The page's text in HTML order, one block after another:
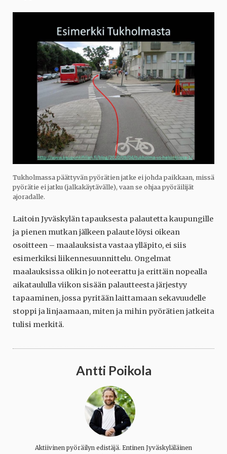
Tukholmassa päättyvän pyörätien jatke ei johda paikkaan, missä
pyörätie ei jatku (jalkakäytävälle), vaan se ohjaa pyöräilijät
ajoradalle.
Laitoin Jyväskylän tapauksesta palautetta kaupungille
ja pienen mutkan jälkeen palaute löysi oikean
osoitteen – maalauksista vastaa ylläpito, ei siis
esimerkiksi liikennesuunnittelu. Ongelmat
maalauksissa olikin jo noteerattu ja erittäin nopealla
aikataululla viikon sisään palautteesta järjestyy
tapaaminen, jossa pyritään laittamaan sekavuudelle
stoppi ja linjaamaan, miten ja mihin pyörätien jatkeita
tulisi merkitä.
Antti Poikola
Aktiivinen pyöräilyn edistäjä. Entinen Jyväskyläläinen